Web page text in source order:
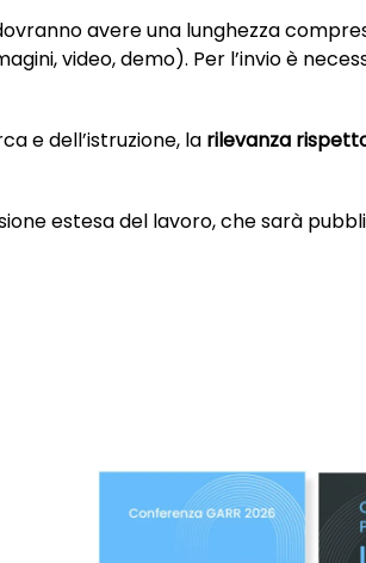
avere una lunghezza
video, demo). Per l’invio è
e dell’istruzione, la rilevanza
estesa del lavoro, che sarà